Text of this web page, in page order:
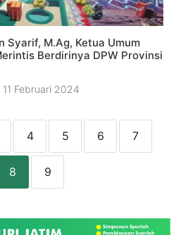
Syarif, M.Ag, Ketua Umum
Berdirinya DPW Provinsi
11 Februari 2024
4 5 6 7
8 9